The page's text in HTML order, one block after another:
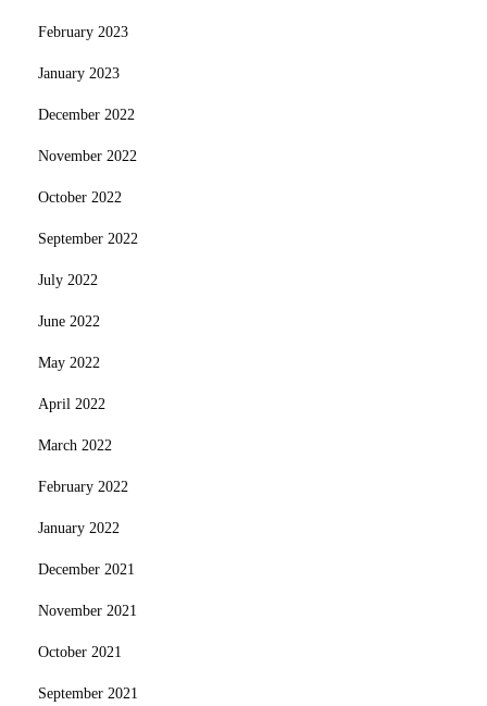
February 2023
January 2023
December 2022
November 2022
October 2022
September 2022
July 2022
June 2022
May 2022
April 2022
March 2022
February 2022
January 2022
December 2021
November 2021
October 2021
September 2021